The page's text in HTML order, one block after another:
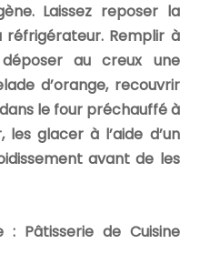
Laissez reposer la
Remplir à
au creux une
d’orange, recouvrir
le four préchauffé à
glacer à l’aide d’un
avant de les
Pâtisserie de Cuisine